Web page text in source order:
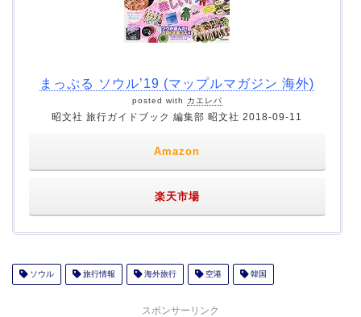
まっぷる ソウル’19 (マップルマガジン 海外)
posted with カエレバ
昭文社 旅行ガイドブック 編集部 昭文社 2018-09-11
Amazon
楽天市場
ソウル 旅行情報 海外旅行 空港 韓国
スポンサーリンク